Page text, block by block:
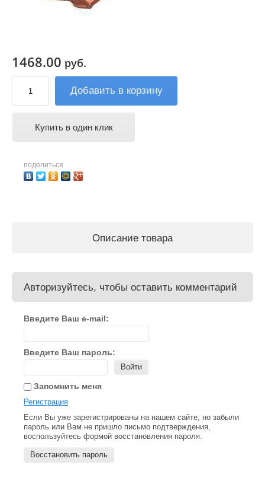
1468.00 руб.
Добавить в корзину
Купить в один клик
поделиться
Описание товара
Авторизуйтесь, чтобы оставить комментарий
Введите Ваш e-mail:
Введите Ваш пароль:
Войти
Запомнить меня
Регистрация
Если Вы уже зарегистрированы на нашем сайте, но забыли
пароль или Вам не пришло письмо подтверждения,
воспользуйтесь формой восстановления пароля.
Восстановить пароль